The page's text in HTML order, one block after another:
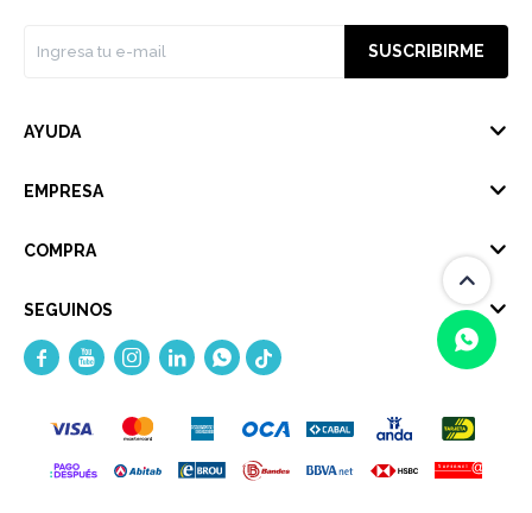
SUSCRIBIRME
AYUDA
EMPRESA
COMPRA
SEGUINOS
    